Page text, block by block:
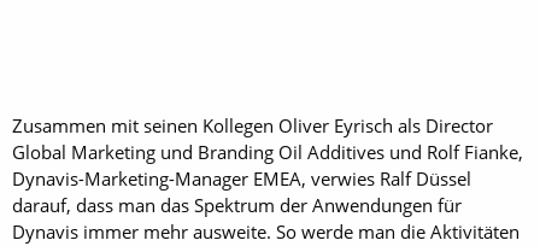
Zusammen mit seinen Kollegen Oliver Eyrisch als Director
Global Marketing und Branding Oil Additives und Rolf Fianke,
Dynavis-Marketing-Manager EMEA, verwies Ralf Düssel
darauf, dass man das Spektrum der Anwendungen für
Dynavis immer mehr ausweite. So werde man die Aktivitäten